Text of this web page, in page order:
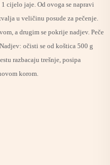
cijelo jaje. Od ovoga se napravi
u veličinu posude za pečenje.
a drugim se pokrije nadjev. Peče
očisti se od koštica 500 g
razbacaju trešnje, posipa
korom.